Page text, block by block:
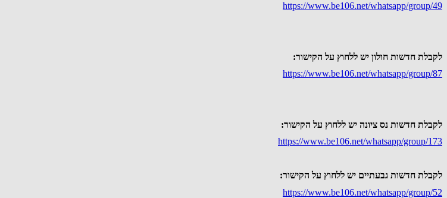
https://www.be106.net/whatsapp/group/49
לקבלת חדשות חולון יש ללחוץ על הקישור:
https://www.be106.net/whatsapp/group/87
לקבלת חדשות נס ציונה יש ללחוץ על הקישור:
https://www.be106.net/whatsapp/group/173
לקבלת חדשות גבעתיים יש ללחוץ על הקישור:
https://www.be106.net/whatsapp/group/52